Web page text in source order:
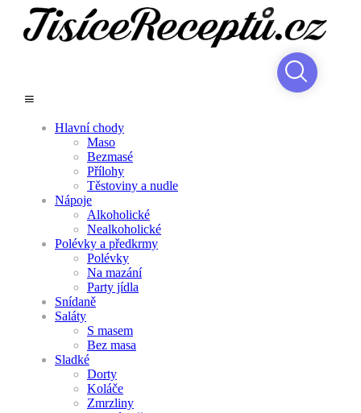
Hlavní chody
Maso
Bezmasé
Přílohy
Těstoviny a nudle
Nápoje
Alkoholické
Nealkoholické
Polévky a předkrmy
Polévky
Na mazání
Party jídla
Snídaně
Saláty
S masem
Bez masa
Sladké
Dorty
Koláče
Zmrzliny